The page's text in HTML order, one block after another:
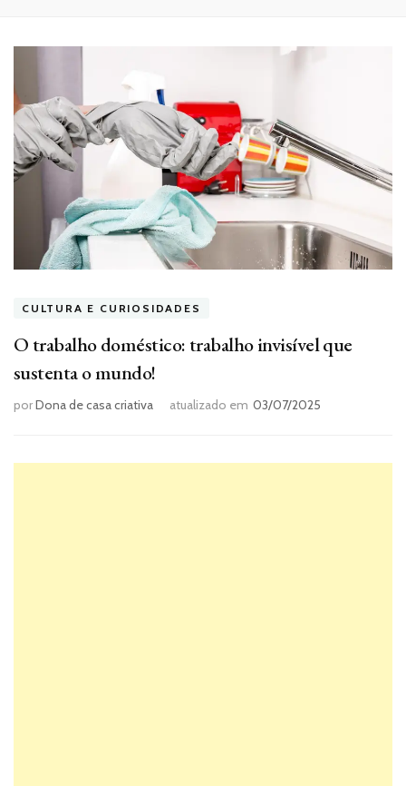
CULTURA E CURIOSIDADES
O trabalho doméstico: trabalho invisível que
sustenta o mundo!
porDona de casa criativa atualizado em 03/07/2025